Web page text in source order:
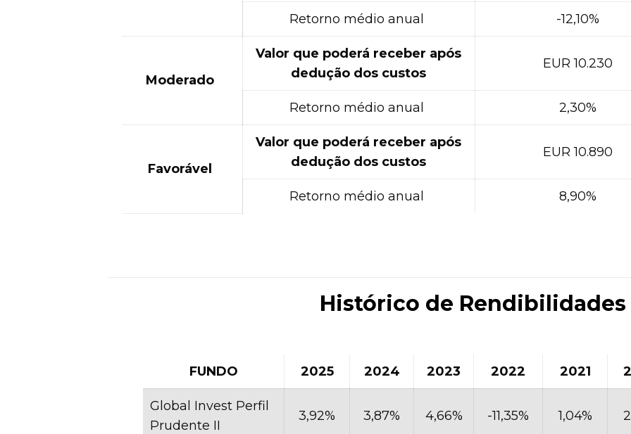
Retorno médio anual -12,10%
Moderado
Valor que poderá receber após
dedução dos custos
EUR 10.230
Retorno médio anual 2,30%
Favorável
Valor que poderá receber após
dedução dos custos
EUR 10.890
Retorno médio anual 8,90%
Histórico de Rendibilidades
FUNDO 2025 2024 2023 2022 2021
Global Invest Perfil
Prudente II
3,92% 3,87% 4,66% -11,35% 1,04%